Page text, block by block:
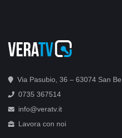
Via Pasubio, 36 – 63074 San
0735 367514
info@veratv.it
Lavora con noi